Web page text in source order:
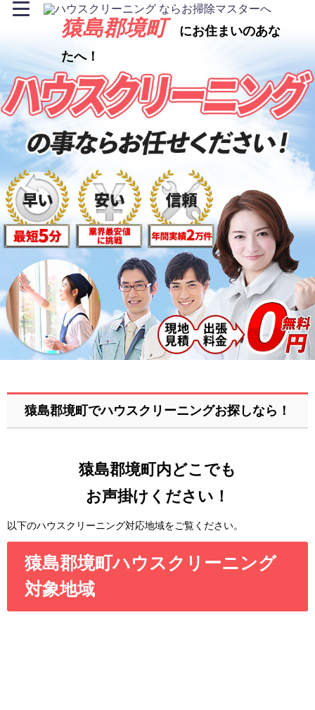
猿島郡境町 にお住まいのあな
たへ！
猿島郡境町でハウスクリーニングお探しなら！
猿島郡境町内どこでも
お声掛けください！
以下のハウスクリーニング対応地域をご覧ください。
猿島郡境町ハウスクリーニング
対象地域